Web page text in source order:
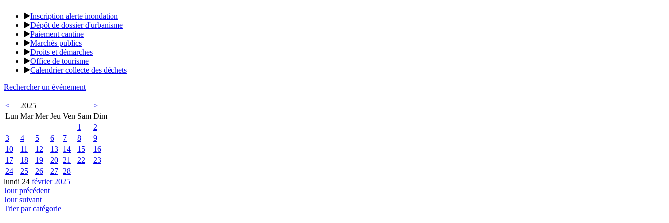
Inscription alerte inondation
Dépôt de dossier d'urbanisme
Paiement cantine
Marchés publics
Droits et démarches
Office de tourisme
Calendrier collecte des déchets
Rechercher un événement
< 2025
>
Lun Mar Mer Jeu Ven Sam Dim
1
2
3
4 5 6 7 8
9
10
11 12 13 14 15
16
17
18 19 20 21 22
23
24
25 26 27 28
lundi 24 février 2025
Jour précédent
Jour suivant
Trier par catégorie